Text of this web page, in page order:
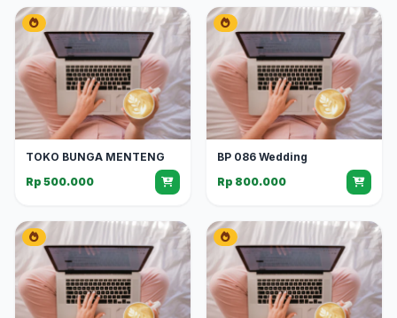
TOKO BUNGA MENTENG
Rp 500.000
BP 086 Wedding
Rp 800.000